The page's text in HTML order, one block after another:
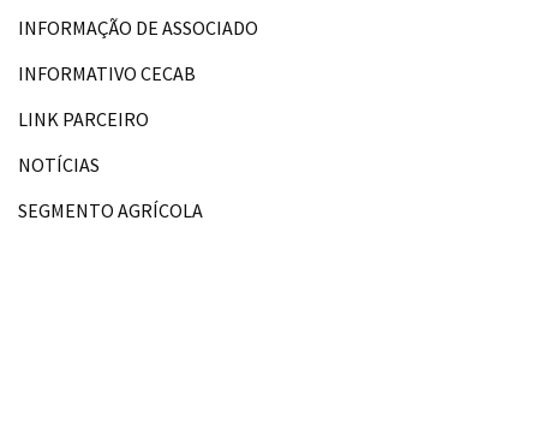
INFORMAÇÃO DE ASSOCIADO
INFORMATIVO CECAB
LINK PARCEIRO
NOTÍCIAS
SEGMENTO AGRÍCOLA